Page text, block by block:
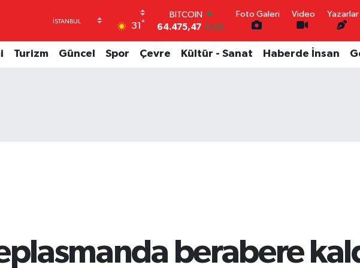
31 °
DOLAR
47,5971 0.05
EURO
55,1336
0.18
Foto Galeri Video Yazarlar
Turizm Güncel Spor Çevre Kültür - Sanat Haberde İnsan
berabere